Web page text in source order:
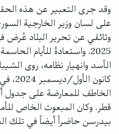
وقد جرى التعبير عن هذه
على لسان وزير الخارجية
2025. واستعادةً للأيام
كانون
الخاطف للمعارضة على جدول
قطر. وكان المبعوث الخاص
بيدرسن حاضراً أيضاً في تلك